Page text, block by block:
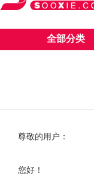
全部分类
尊敬的用户：
您好！